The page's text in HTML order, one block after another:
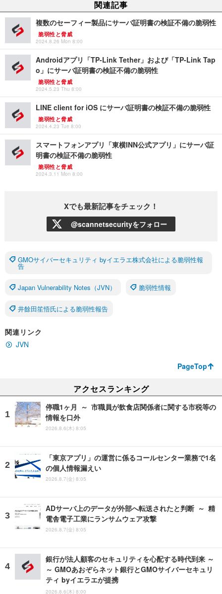
関連記事
複数のセーフィー製品にサーバ証明書の検証不備の脆弱性
脆弱性と脅威
2024.8.26 Mon 8:00
Androidアプリ「TP-Link Tether」および「TP-Link Tap
o」にサーバ証明書の検証不備の脆弱性
脆弱性と脅威
2024.5.23 Thu 8:00
LINE client for iOS にサーバ証明書の検証不備の脆弱性
脆弱性と脅威
2024.4.23 Tue 8:00
スマートフォンアプリ「東横INN公式アプリ」にサーバ証
明書の検証不備の脆弱性
脆弱性と脅威
2024.3.11 Mon 8:00
Xでも最新記事をチェック！
@scannetsecurityをフォロー
GMOサイバーセキュリティ byイエラエ株式会社による脆弱性報
告
Japan Vulnerability Notes（JVN） 脆弱性情報
井餘田笙悟氏による脆弱性報告
関連リンク
JVN
PageTop
アクセスランキング
停職1ヶ月 ～ 市職員が飲食店関係者に関する市税等の
情報を口外
2026.8.6(木) 8:05
「東京アプリ」の運営に係るコールセンター業務で1名
の個人情報漏えい
2026.8.7(金) 8:05
ADサーバ上のデータが外部へ転送されたと判断 ～ 精
電舎電子工業にランサムウェア攻撃
2026.8.7(金) 8:05
銀行が法人顧客のセキュリティを心配する時代到来 ～
～ GMOあおぞらネット銀行とGMOサイバーセキュリ
ティ byイエラエが提携
2026.8.6(木) 8:00